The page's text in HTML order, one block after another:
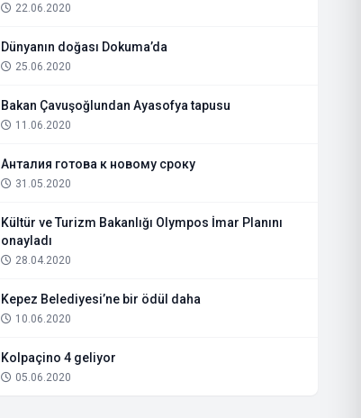
22.06.2020
Dünyanın doğası Dokuma’da
25.06.2020
Bakan Çavuşoğlundan Ayasofya tapusu
11.06.2020
Анталия готова к новому сроку
31.05.2020
Kültür ve Turizm Bakanlığı Olympos İmar Planını
onayladı
28.04.2020
Kepez Belediyesi’ne bir ödül daha
10.06.2020
Kolpaçino 4 geliyor
05.06.2020